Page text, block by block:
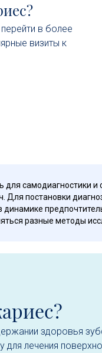
в более
визиты к
самодиагностики
постановки
разные методы
здоровья
лечения